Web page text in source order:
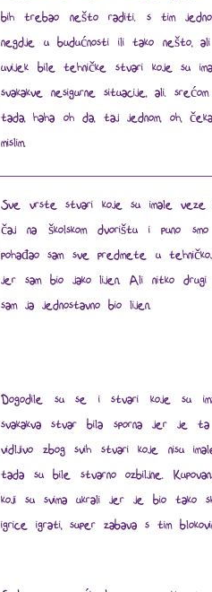
bih trebao nešto raditi. s tim
negdje u budućnosti ili tako nešto,
uvijek bile tehničke stvari koje su
svakakve nesigurne situacije, ali.
tada, haha oh da, taj jednom, oh,
mislim.
Sve vrste stvari koje su imale veze
čaj na školskom dvorištu i puno
pohađao sam sve predmete u
jer sam bio jako lijen. Ali nitko
sam ja jednostavno bio lijen.
Dogodile su se i stvari koje su
svakakva stvar bila sporna jer je
vidljivo zbog svih stvari koje nisu
tada su bile stvarno ozbiljne.
koji su svima ukrali jer je bio tako
igrice igrati, super zabava s tim